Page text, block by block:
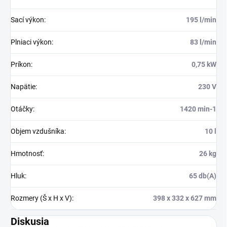
Sací výkon: 195 l/min
Plniaci výkon: 83 l/min
Príkon: 0,75 kW
Napätie: 230 V
Otáčky: 1420 min-1
Objem vzdušníka: 10 l
Hmotnosť: 26 kg
Hluk: 65 db(A)
Rozmery (Š x H x V): 398 x 332 x 627 mm
Diskusia